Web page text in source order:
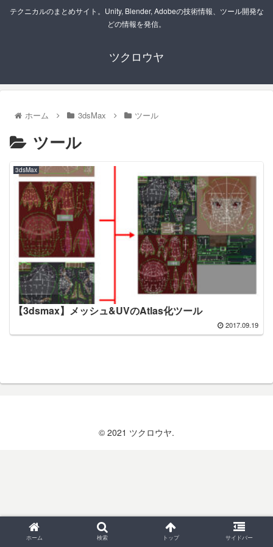
テクニカルのまとめサイト。Unity, Blender, Adobeの技術情報、ツール開発な
どの情報を発信。
ツクロウヤ
ホーム 3dsMax ツール
ツール
3dsMax
【3dsmax】メッシュ&UVのAtlas化ツール
2017.09.19
© 2021 ツクロウヤ.
ホーム 検索 トップ サイドバー